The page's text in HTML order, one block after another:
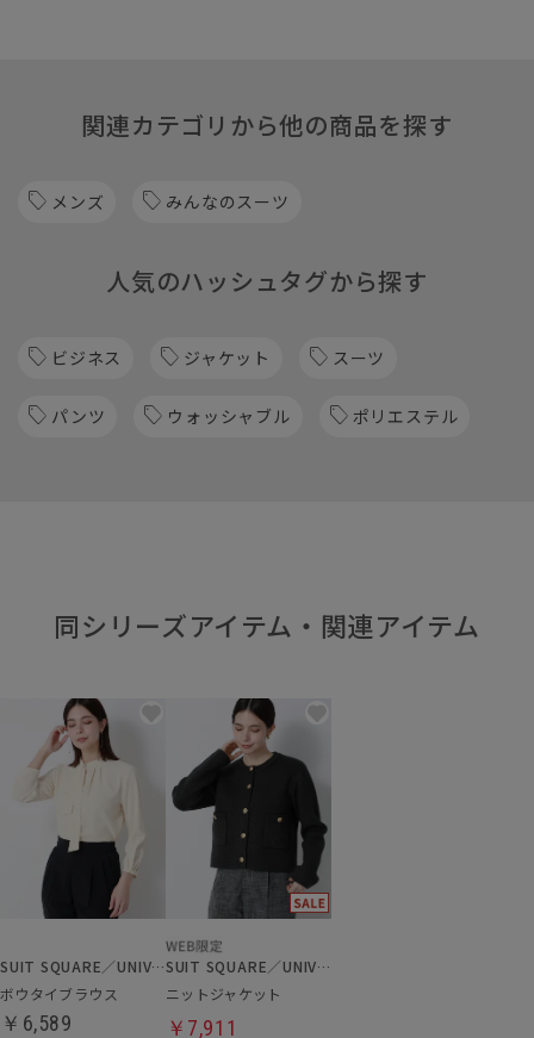
関連カテゴリから他の商品を探す
メンズ みんなのスーツ
人気のハッシュタグから探す
ビジネス ジャケット スーツ
パンツ ウォッシャブル ポリエステル
同シリーズアイテム・関連アイテム
SUIT SQUARE／UNIVERSAL LANGUAGE／WHITE
ボウタイブラウス
￥6,589
SUIT SQUARE／UNIVERSAL LANGUAGE／WHITE
ニットジャケット
￥7,911